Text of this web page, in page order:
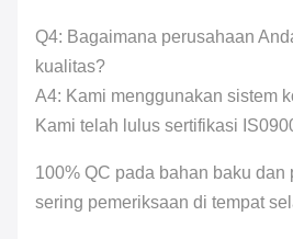
Q4: Bagaimana perusahaan
kualitas?
A4: Kami menggunakan sistem
Kami telah lulus sertifikasi
100% QC pada bahan baku dan
sering pemeriksaan di tempat